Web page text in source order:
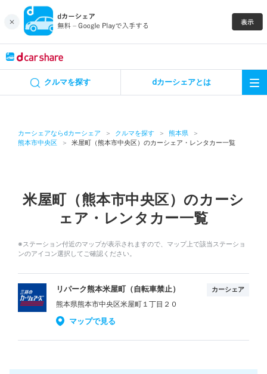
クルマを探す dカーシェアとは
カーシェアならdカーシェア クルマを探す
熊本県
熊本市中央区
米屋町（熊本市中央区）のカーシェア・レンタカー一覧
米屋町（熊本市中央区）のカーシ
ェア・レンタカー一覧
※ステーション付近のマップが表示されますので、マップ上で該当ステーショ
ンのアイコン選択してご確認ください。
リパーク熊本米屋町（自転車禁止） カーシェア
熊本県熊本市中央区米屋町１丁目２０
マップで見る
カーシェア
特集
アプリの使い方